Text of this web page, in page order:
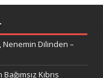
Nenemin Dilinden –
Kıbrıs